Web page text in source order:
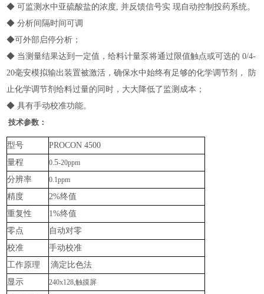
◆ 可监测水中亚硫酸盐的浓度, 并反馈信号实 现自动控制投药系统。
◆ 分析间隔时间可调
◆可外部启停分析 ；
◆ 当测量结果达到一定值，给料计量泵将通过限值触点或可选的 0/4-
20毫安模拟输出装置被激活，确保水中始终有足够的化学调节剂， 防
止化学调节剂给料过量的同时，大大降低了监测成本 ；
◆ 具有手动校准功能。
技术参数：
型号
PROCON 4500
量程
0.5-20ppm
分辨率 0.1ppm
精度
2%终值
重复性
1%终值
零点
自动对零
校准
手动校准
工作原理
滴定比色法
显示
240x128,触摸屏